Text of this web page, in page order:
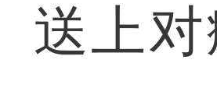
送上